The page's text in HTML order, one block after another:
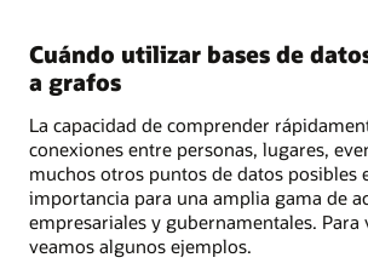
Cuándo utilizar bases de
a grafos
La capacidad de comprender
conexiones entre personas, lugares,
muchos otros puntos de datos posibles
importancia para una amplia gama de
empresariales y gubernamentales. Para
veamos algunos ejemplos.